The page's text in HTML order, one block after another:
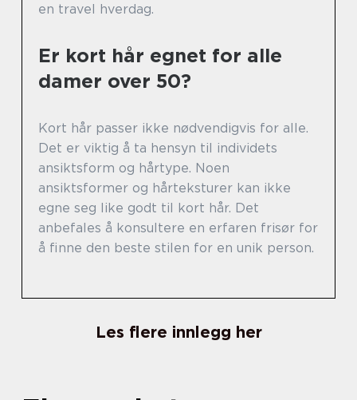
en travel hverdag.
Er kort hår egnet for alle
damer over 50?
Kort hår passer ikke nødvendigvis for alle.
Det er viktig å ta hensyn til individets
ansiktsform og hårtype. Noen
ansiktsformer og hårteksturer kan ikke
egne seg like godt til kort hår. Det
anbefales å konsultere en erfaren frisør for
å finne den beste stilen for en unik person.
Les flere innlegg her